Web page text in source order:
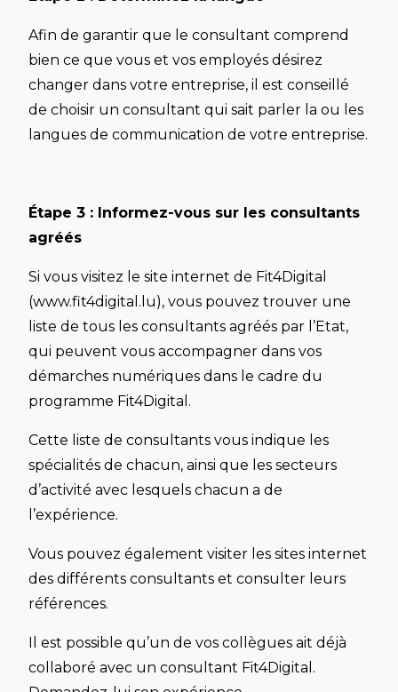
Afin de garantir que le consultant comprend
bien ce que vous et vos employés désirez
changer dans votre entreprise, il est conseillé
de choisir un consultant qui sait parler la ou les
langues de communication de votre entreprise.
Étape 3 : Informez-vous sur les consultants
agréés
Si vous visitez le site internet de Fit4Digital
(www.fit4digital.lu), vous pouvez trouver une
liste de tous les consultants agréés par l’Etat,
qui peuvent vous accompagner dans vos
démarches numériques dans le cadre du
programme Fit4Digital.
Cette liste de consultants vous indique les
spécialités de chacun, ainsi que les secteurs
d’activité avec lesquels chacun a de
l’expérience.
Vous pouvez également visiter les sites internet
des différents consultants et consulter leurs
références.
Il est possible qu’un de vos collègues ait déjà
collaboré avec un consultant Fit4Digital.